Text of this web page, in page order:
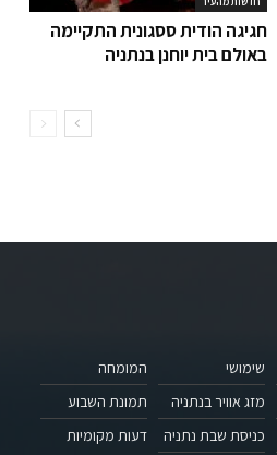
חגיגה הודית ססגונית התקיימה
באולם בית יוחנן בנתניה
שימושי
מזג אוויר בנתניה
כניסת שבת נתניה
המומחה
תמונת השבוע
דעות מקומיות